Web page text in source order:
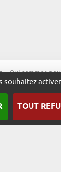
Qui sommes-
souhaitez activer.
TOUT